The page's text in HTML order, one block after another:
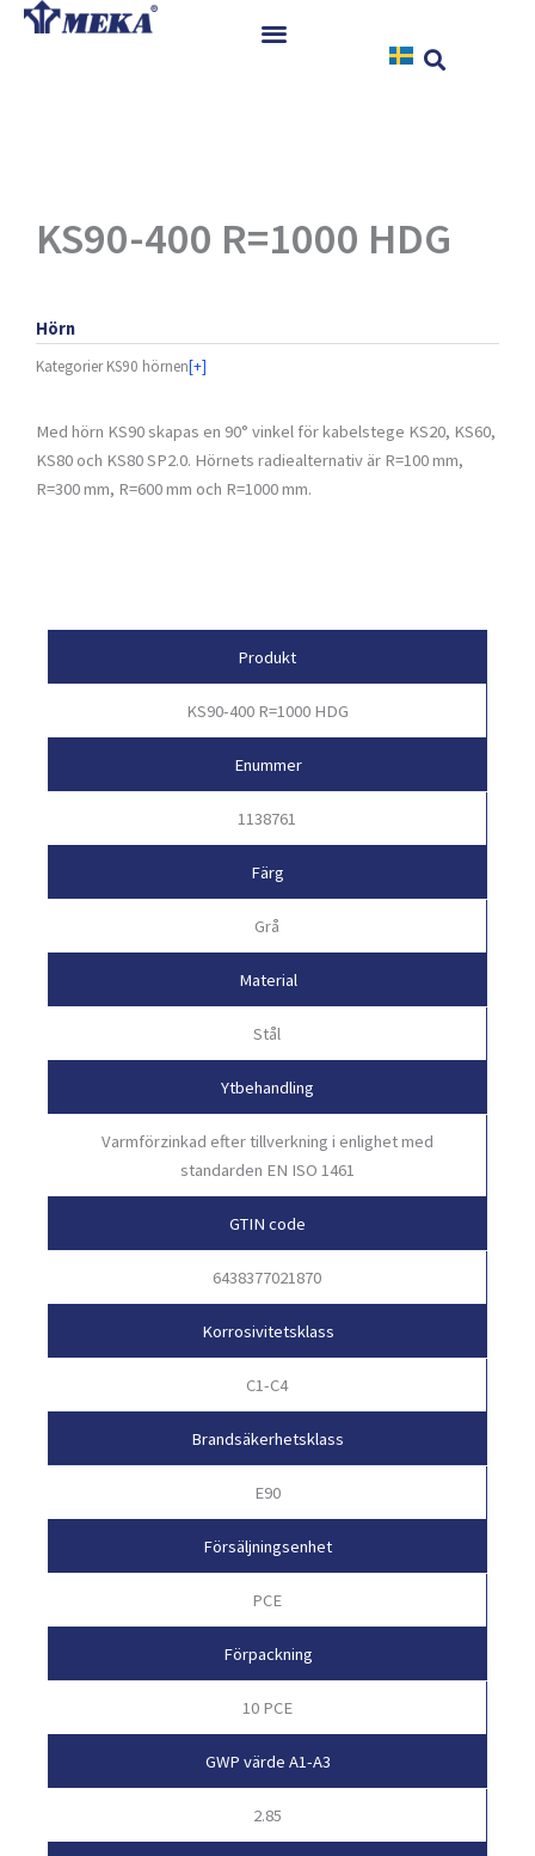
Hoppa
Nedladdningar
Kontakt
KS90-400 R=1000 HDG
Hörn
Kategorier KS90 hörnen[+]
Med hörn KS90 skapas en 90° vinkel för kabelstege KS20, KS60,
KS80 och KS80 SP2.0. Hörnets radiealternativ är R=100 mm,
R=300 mm, R=600 mm och R=1000 mm.
Produkt
KS90-400 R=1000 HDG
Enummer
1138761
Färg
Grå
Material
Stål
Ytbehandling
Varmförzinkad efter tillverkning i enlighet med
standarden EN ISO 1461
GTIN code
6438377021870
Korrosivitetsklass
C1-C4
Brandsäkerhetsklass
E90
Försäljningsenhet
PCE
Förpackning
10 PCE
GWP värde A1-A3
2.85